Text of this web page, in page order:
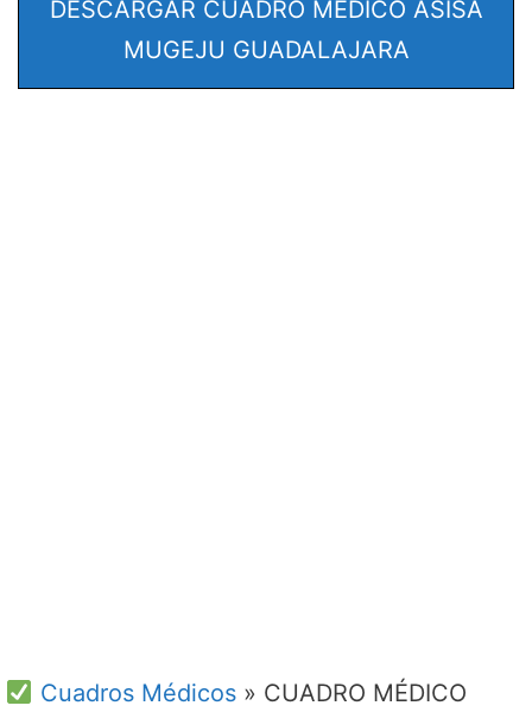
DESCARGAR CUADRO MÉDICO ASISA
MUGEJU GUADALAJARA
Cuadros Médicos» CUADRO MÉDICO